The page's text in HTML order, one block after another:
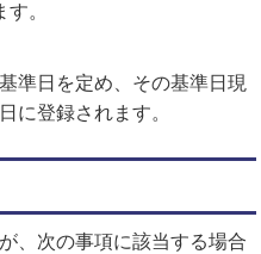
。
準日を定め、その基準日現
に登録されます。
、次の事項に該当する場合